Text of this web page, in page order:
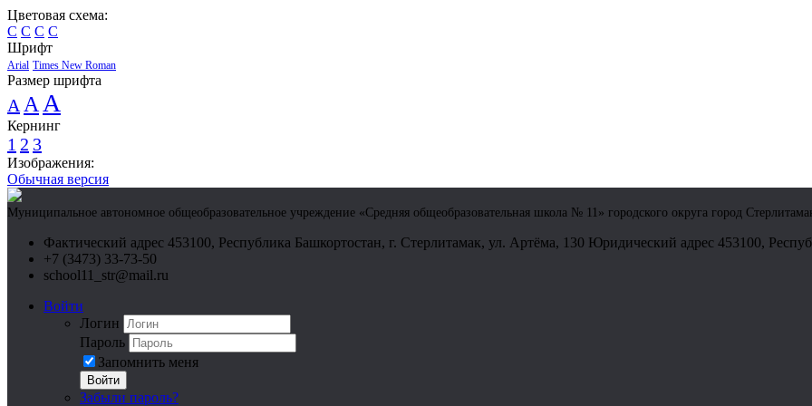
Цветовая схема:
C C C C
Шрифт
Arial Times New Roman
Размер шрифта
A A A
Кернинг
1 2 3
Изображения:
Обычная версия
Муниципальное автономное общеобразовательное учреждение «Средняя общеобразовательная школа № 11» городского округа город
Фактический адрес 453100, Республика Башкортостан, г. Стерлитамак, ул. Артёма, 130 Юридический адрес 453100,
+7 (3473) 33-73-50
school11_str@mail.ru
Войти
Логин
Пароль
Запомнить меня
Войти
Забыли пароль?